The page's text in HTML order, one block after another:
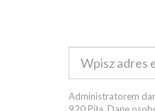
Administratorem
920 Piła. Dane